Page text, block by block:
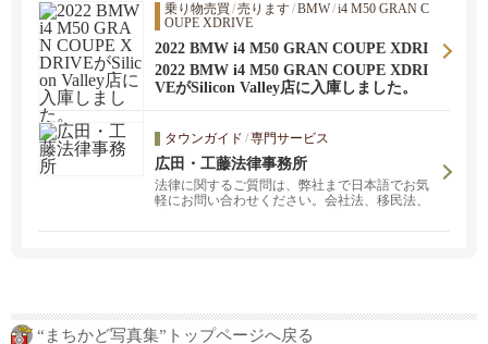
乗り物売買 /売ります/BMW/i4 M50 GRAN C
OUPE XDRIVE
2022 BMW i4 M50 GRAN COUPE XDRI
VEがSilicon Valley店に入庫しました。
2022 BMW i4 M50 GRAN COUPE XDRI
VEがSilicon Valley店に入庫しました。
タウンガイド /専門サービス
広田・工藤法律事務所
法律に関するご質問は、弊社まで日本語でお気
軽にお問い合わせください。会社法、移民法、
“まちかど写真集”トップページへ戻る